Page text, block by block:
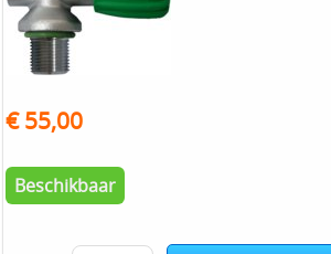
€ 55,00
Beschikbaar